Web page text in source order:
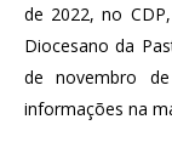
de 2022, no
Diocesano da
de novembro
informações na